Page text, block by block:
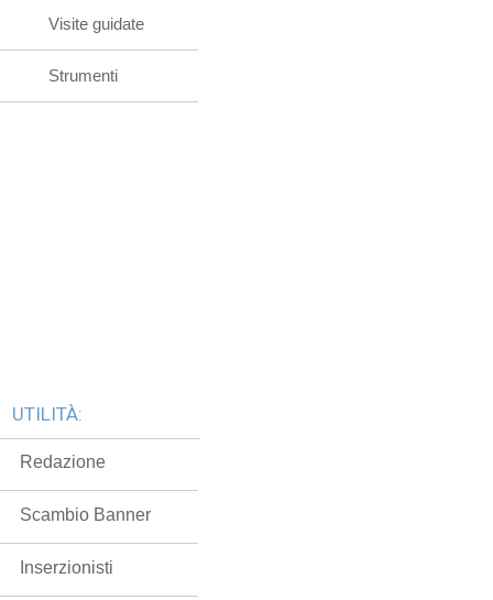
Visite guidate
Strumenti
UTILITÀ:
Redazione
Scambio Banner
Inserzionisti